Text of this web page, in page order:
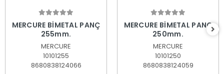
Sepete Ekle
MERCURE BİMETAL PANÇ
255mm.
MERCURE
10101255
8680838124066
Sepete Ekle
MERCURE BİMETAL PANÇ
250mm.
MERCURE
10101250
8680838124059